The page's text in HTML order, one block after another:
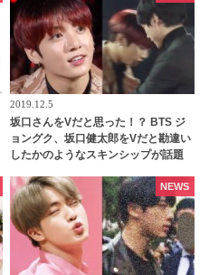
2019.12.5
坂口さんをVだと思った！？ BTS ジ
ョングク、坂口健太郎をVだと勘違い
したかのようなスキンシップが話題
ジョングクの愛らしい姿に胸キュン
NEWS